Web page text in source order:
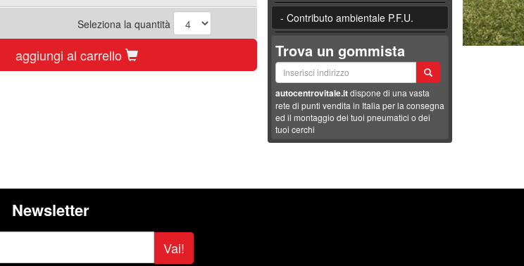
Seleziona la quantità
aggiungi al carrello
- Contributo ambientale P.F.U.
Trova un gommista
autocentrovitale.itdispone di una vasta
rete di punti vendita in Italia per la consegna
ed il montaggio dei tuoi pneumatici o dei
tuoi cerchi
Newsletter
Vai!